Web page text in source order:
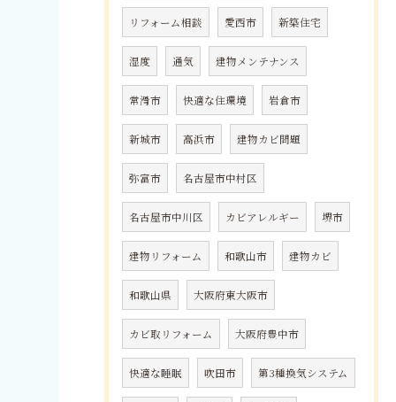
リフォーム相談 愛西市 新築住宅
湿度 通気 建物メンテナンス
常滑市 快適な住環境 岩倉市
新城市 高浜市 建物カビ問題
弥富市 名古屋市中村区
名古屋市中川区 カビアレルギー 堺市
建物リフォーム 和歌山市 建物カビ
和歌山県 大阪府東大阪市
カビ取リフォーム 大阪府豊中市
快適な睡眠 吹田市 第3種換気システム